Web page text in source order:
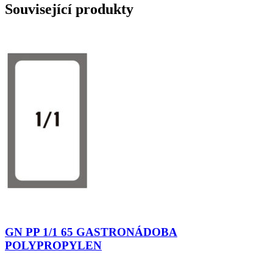
Související produkty
GN PP 1/1 65 GASTRONÁDOBA
POLYPROPYLEN